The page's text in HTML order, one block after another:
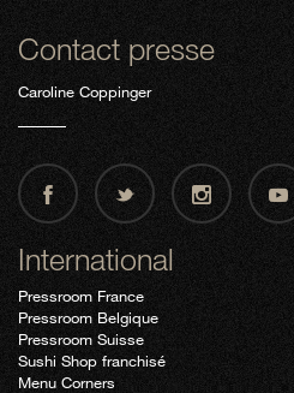
Contact presse
Caroline Coppinger
International
Pressroom France
Pressroom Belgique
Pressroom Suisse
Sushi Shop franchisé
Menu Corners